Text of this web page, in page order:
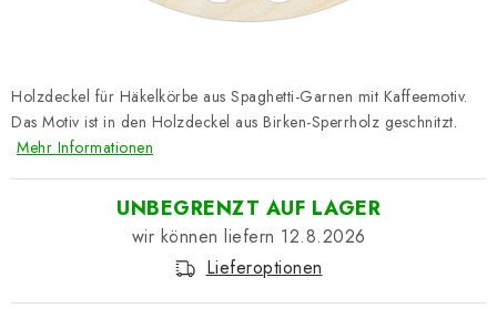
Holzdeckel für Häkelkörbe aus Spaghetti-Garnen mit Kaffeemotiv.
Das Motiv ist in den Holzdeckel aus Birken-Sperrholz geschnitzt.
Mehr Informationen
UNBEGRENZT AUF LAGER
12.8.2026
Lieferoptionen